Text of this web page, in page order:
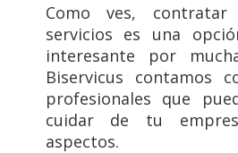
Como ves,
servicios es una
interesante por
Biservicus contamos
profesionales que
cuidar de tu
aspectos.